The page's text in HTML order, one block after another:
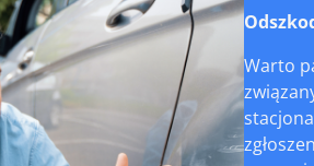
Warto